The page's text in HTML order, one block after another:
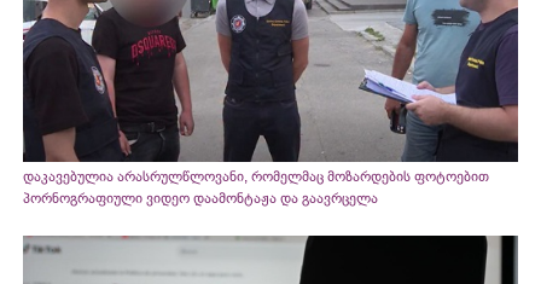
დაკავებულია არასრულწლოვანი, რომელმაც მოზარდების ფოტოებით
პორნოგრაფიული ვიდეო დაამონტაჟა და გაავრცელა